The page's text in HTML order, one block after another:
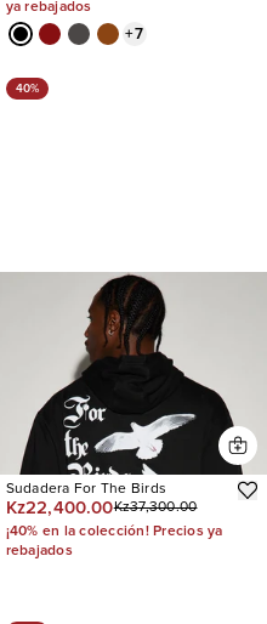
ya rebajados
+7
40%
Sudadera For The Birds
Kz22,400.00Kz37,300.00
¡40% en la colección! Precios ya
rebajados